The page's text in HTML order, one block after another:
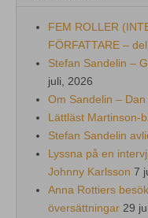
FEM ROLLER
FÖRFATTARE –
Stefan Sandelin –
juli, 2026
Om Sandelin –
Lättläst Martinson-
Stefan Sandelin
Lyssna på en
Johnny Karlsson 7
Anna Rottiers
översättningar 29